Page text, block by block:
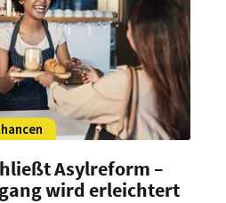
Asylreform –
wird erleichtert